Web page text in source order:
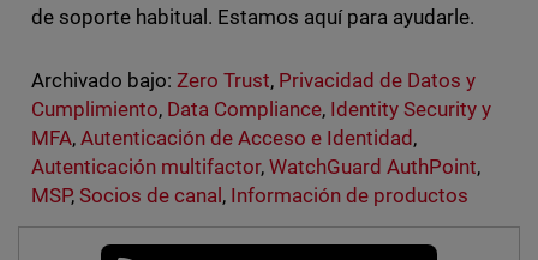
de soporte habitual. Estamos aquí para ayudarle.
Archivado bajo: Zero Trust, Privacidad de Datos y
Cumplimiento, Data Compliance, Identity Security y
MFA, Autenticación de Acceso e Identidad,
Autenticación multifactor, WatchGuard AuthPoint,
MSP, Socios de canal, Información de productos